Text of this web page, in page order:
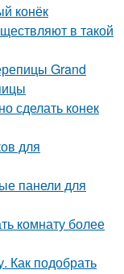
конёк
в такой
Grand
сделать конек
для
панели для
комнату более
Как подобрать